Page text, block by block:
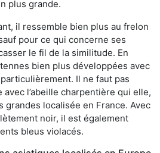
plus grande.
il ressemble bien plus au frelon
pour ce qui concerne ses
le fil de la similitude. En
bien plus développées avec
Il ne faut pas
l’abeille charpentière qui elle,
grandes localisée en France. Avec
noir, il est également
bleus violacés.